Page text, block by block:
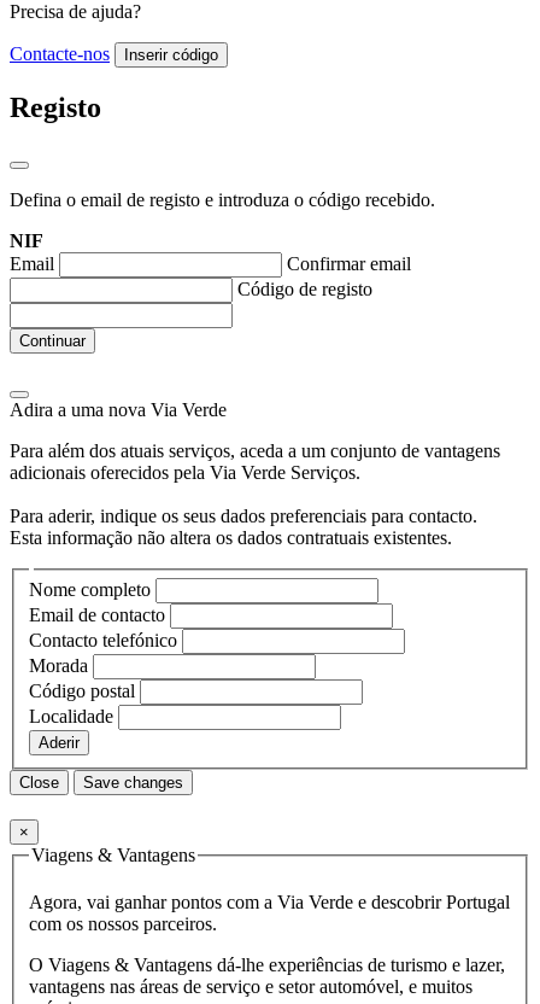
Precisa de ajuda?
Contacte-nos Inserir código
Registo
Defina o email de registo e introduza o código recebido.
NIF
Email
Confirmar email
Código de registo
Continuar
Adira a uma nova Via Verde
Para além dos atuais serviços, aceda a um conjunto de vantagens
adicionais oferecidos pela Via Verde Serviços.
Para aderir, indique os seus dados preferenciais para contacto.
Esta informação não altera os dados contratuais existentes.
Nome completo
Email de contacto
Contacto telefónico
Morada
Código postal
Localidade
Aderir
Close Save changes
×
Viagens & Vantagens
Agora, vai ganhar pontos com a Via Verde e descobrir Portugal
com os nossos parceiros.
O Viagens & Vantagens dá-lhe experiências de turismo e lazer,
vantagens nas áreas de serviço e setor automóvel, e muitos